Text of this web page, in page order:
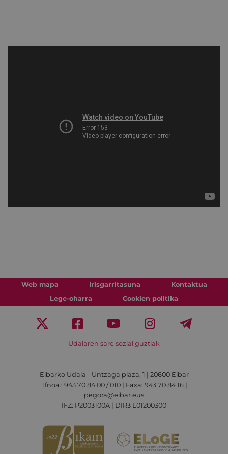
Web mapa Irisgarritasuna
Kontaktua
Lege-oharra
Cookien politika
Udalaren sare sozial guztiak
Eibarko Udala - Untzaga plaza, 1 | 20600 Eibar
Tfnoa.: 943 70 84 00 / 010 | Faxa: 943 70 84 16 |
pegora@eibar.eus
IFZ: P2003100A | DIR3 L01200300